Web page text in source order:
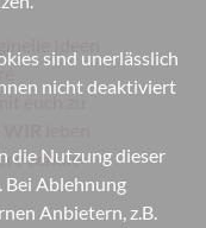
sind unerlässlich
nicht deaktiviert
die Nutzung dieser
Bei Ablehnung
Anbietern, z.B.
Ideen
Schule